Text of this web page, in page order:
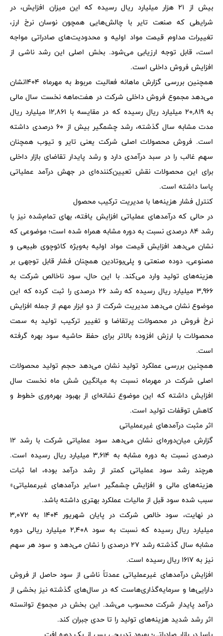
بیش از 21 هزار میلیارد ریال رسیده که این میزان افزایش، در
شرایطی که صنعت تایر با چالش‌هایی همچون نوسان نرخ ارز،
تغییرات مداوم قیمت مواد اولیه و محدودیت‌های صادراتی مواجه
است، قابل توجه ارزیابی می‌شود. بخش اصلی این رشد ناشی از
افزایش فروش داخلی است.
همچنین بررسی گزارش ماهانه فعالیت مربوط به مهرماه 1404نشان
می‌دهد مجموع فروش داخلی شرکت در هفت‌ماهه نخست سال مالی
به 20,819 میلیارد ریال رسیده که در مقایسه با 12,861 میلیارد ریال
مدت مشابه سال گذشته، رشد چشمگیر بیش از 60 درصدی داشته
است. فروش محصولات اصلی شرکت یعنی تایر و تیوب همچنان
سهم غالب را در سبد درآمدی دارد و رشد پایدار تقاضای بازار داخلی
برای این محصولات نقش تعیین‌کننده‌ای در جهش درآمد عملیاتی
پاسا داشته است.
کنترل فشار هزینه‌ها با مدیریت ترکیب محصول
در حالی که درآمدهای عملیاتی افزایش یافته، بهای تمام‌شده نیز با
رشد 84 درصدی نسبت به دوره مشابه همراه شده است؛ موضوعی که
نشان می‌دهد افزایش قیمت مواد اولیه به‌ویژه کائوچوی طبیعی و
مصنوعی، دوده صنعتی و پلی‌بوتادین همچنان فشار قابل توجهی بر
هزینه‌های تولید وارد می‌کند. با این حال، سود ناخالص شرکت به
3,966 میلیارد ریال رسیده که رشد 26 درصدی را ثبت کرده که این
موضوع نشان می‌دهد مدیریت شرکت از دو ابزار مهم از جمله افزایش
نرخ فروش در محصولات پرتقاضا و تغییر ترکیب تولید به سمت
محصولات با ارزش افزوده بالاتر برای حفظ حاشیه سود بهره گرفته
است.
همچنین بررسی عملکرد تولید نشان می‌دهد حجم تولید محصولات
اصلی شرکت در مهرماه نسبت به میانگین شش ماه نخست سال
افزایش داشته که این موضوع نشانه‌ای از بهبود بهره‌وری خطوط و
کاهش توقفات تولید است.
اثر مثبت درآمدهای غیرعملیاتی
گزارش میان‌دوره‌ای نشان می‌دهد سود عملیاتی شرکت با رشد 12
درصدی نسبت به دوره مشابه به 3,614 میلیارد ریال رسیده است.
هرچند رشد سود عملیاتی کمتر از رشد درآمد بوده، اما ثبات
هزینه‌های مالی و افزایش چشمگیر «سایر درآمدهای غیرعملیاتی»
سبب شده سود قبل از مالیات عملکرد بهتری داشته باشد.
در نهایت، سود خالص شرکت در پایان شهریور 1404 به 3,072
میلیارد ریال رسیده که نسبت به سود 2,408 میلیارد ریالی دوره
مشابه سال گذشته رشد 27 درصدی را نشان می‌دهد و سود هر سهم
نیز به 1617 ریال رسیده است.
افزایش درآمدهای غیرعملیاتی عمدتاً ناشی از سود حاصل از فروش
دارایی‌ها و سرمایه‌گذاری‌هاست که در سال‌های گذشته نیز بخشی از
درآمد پایدار شرکت محسوب می‌شد. این بخش در مجموع توانسته
اثر رشد شدید هزینه‌های تولید را تا حدی جبران کند.